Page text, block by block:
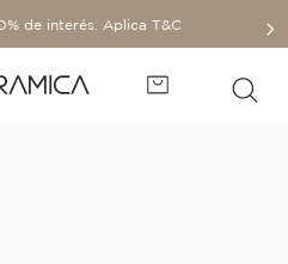
de interés. Aplica T&C